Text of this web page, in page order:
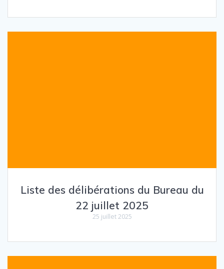
Liste des délibérations du Bureau du
22 juillet 2025
25 juillet 2025